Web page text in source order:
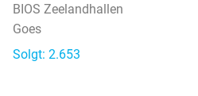
BIOS Zeelandhallen
Goes
Solgt: 2.653